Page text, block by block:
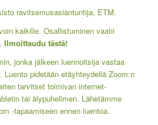
ravitsemusasiantuntija, ETM.
kaikille. Osallistuminen vaatii
Ilmoittaudu tästä!
jonka jälkeen luennoitsija vastaa
pidetään etäyhteydellä Zoom:n
tarvitset toimivan internet-
tai älypuhelimen. Lähetämme
-tapaamiseen ennen luentoa.